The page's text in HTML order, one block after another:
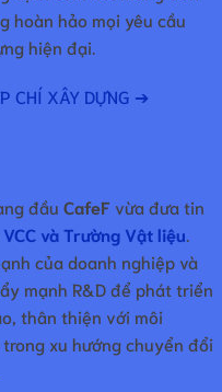
hoàn hảo mọi yêu cầu
hiện đại.
CHÍ XÂY DỰNG ➔
đầu CafeFvừa đưa tin
và Trường Vật liệu
của doanh nghiệp và
mạnh R&D để phát triển
thân thiện với môi
xu hướng chuyển đổi